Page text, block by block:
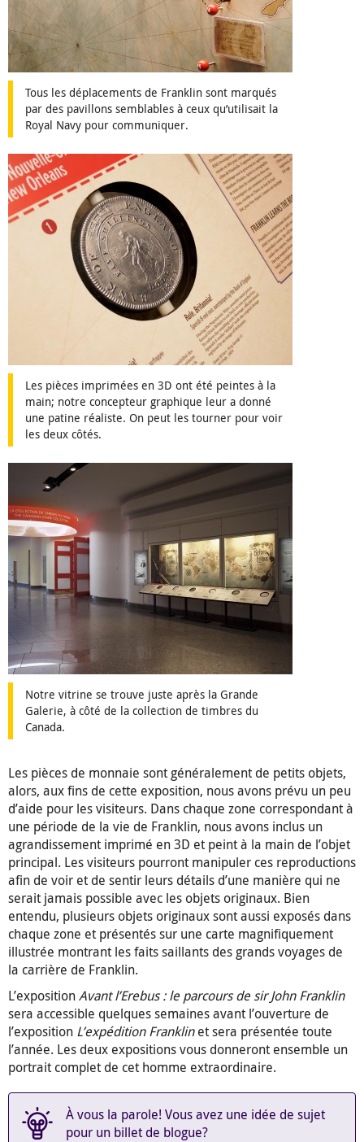
Tous les déplacements de Franklin sont marqués
par des pavillons semblables à ceux qu’utilisait la
Royal Navy pour communiquer.
Les pièces imprimées en 3D ont été peintes à la
main; notre concepteur graphique leur a donné
une patine réaliste. On peut les tourner pour voir
les deux côtés.
Notre vitrine se trouve juste après la Grande
Galerie, à côté de la collection de timbres du
Canada.
Les pièces de monnaie sont généralement de petits objets,
alors, aux fins de cette exposition, nous avons prévu un peu
d’aide pour les visiteurs. Dans chaque zone correspondant à
une période de la vie de Franklin, nous avons inclus un
agrandissement imprimé en 3D et peint à la main de l’objet
principal. Les visiteurs pourront manipuler ces reproductions
afin de voir et de sentir leurs détails d’une manière qui ne
serait jamais possible avec les objets originaux. Bien
entendu, plusieurs objets originaux sont aussi exposés dans
chaque zone et présentés sur une carte magnifiquement
illustrée montrant les faits saillants des grands voyages de
la carrière de Franklin.
L’expositionAvant l’Erebus : le parcours de sir John Franklin
sera accessible quelques semaines avant l’ouverture de
l’exposition L’expédition Franklinet sera présentée toute
l’année. Les deux expositions vous donneront ensemble un
portrait complet de cet homme extraordinaire.
À vous la parole! Vous avez une idée de sujet
pour un billet de blogue?